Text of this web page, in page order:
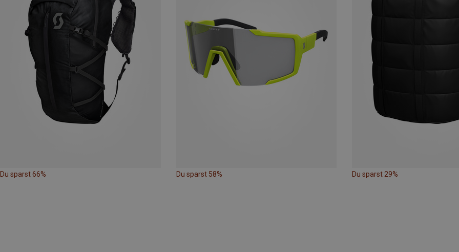
Du sparst 66% Du sparst 58% Du sparst 29%